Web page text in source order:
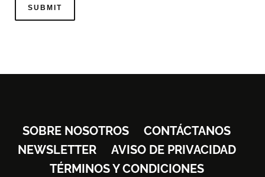
SOBRE NOSOTROS
CONTÁCTANOS
NEWSLETTER
AVISO DE PRIVACIDAD
TÉRMINOS Y CONDICIONES